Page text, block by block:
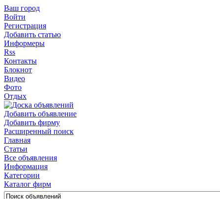
Ваш город
Войти
Регистрация
Добавить статью
Информеры
Rss
Контакты
Блокнот
Видео
Фото
Отдых
Добавить объявление
Добавить фирму
Расширенный поиск
Главная
Статьи
Все объявления
Информация
Категории
Каталог фирм